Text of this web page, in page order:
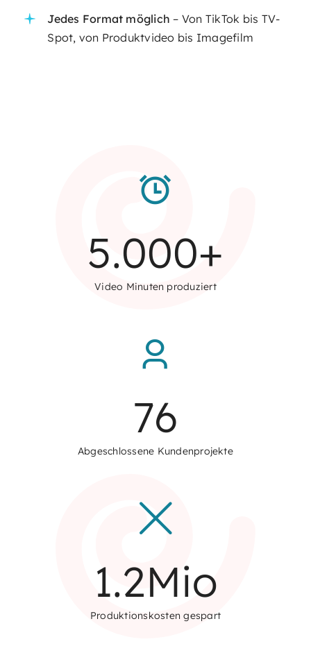
Jedes Format möglich – Von TikTok bis TV-
Spot, von Produktvideo bis Imagefilm
5.000+
Video Minuten produziert
76
Abgeschlossene Kundenprojekte
1.2Mio
Produktionskosten gespart